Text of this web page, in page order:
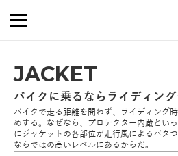
JACKET
バイクに乗るならライディン
バイクで走る距離を問わず、ライディング
めする。なぜなら、プロテクター内蔵とい
にジャケットの各部位が走行風によるバタ
ならではの高いレベルにあるからだ。